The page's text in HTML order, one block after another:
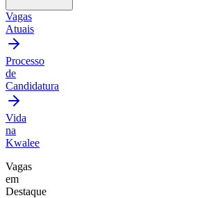
Vagas
Atuais
Processo
de
Candidatura
Vida
na
Kwalee
Vagas
em
Destaque